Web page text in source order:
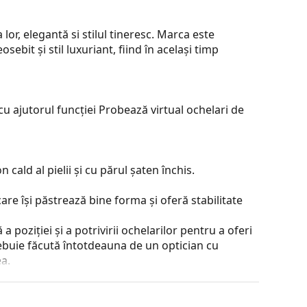
elegantă si stilul tineresc. Marca este
și stil luxuriant, fiind în același timp
ajutorul funcției Probează virtual ochelari de
cald al pielii și cu părul șaten închis.
își păstrează bine forma și oferă stabilitate
poziției și a potrivirii ochelarilor pentru a oferi
făcută întotdeauna de un optician cu